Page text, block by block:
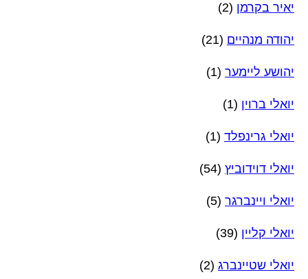
יאיר בקרמן (2)
יהודה מנהיים (21)
יהושע ליימער (1)
יואלי ברוין (1)
יואלי גרינפלד (1)
יואלי דוידוביץ (54)
יואלי ויינברגר (5)
יואלי קליין (39)
יואלי שטיינברג (2)